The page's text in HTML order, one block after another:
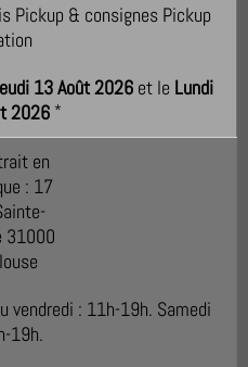
Pickup & consignes Pickup
13 Août 2026 et le Lundi
2026 *
vendredi : 11h-19h. Samedi
19h.